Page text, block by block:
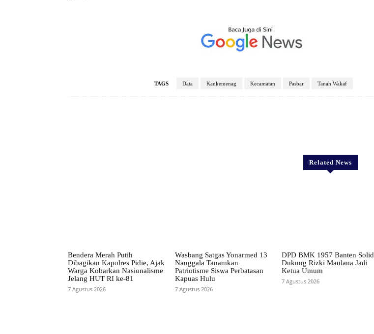
TAGS Data Kankemenag Kecamatan Pasbar Tanah Wakaf
Related News
Bendera Merah Putih
Dibagikan Kapolres Pidie, Ajak
Warga Kobarkan Nasionalisme
Jelang HUT RI ke-81
7 Agustus 2026
Wasbang Satgas Yonarmed 13
Nanggala Tanamkan
Patriotisme Siswa Perbatasan
Kapuas Hulu
7 Agustus 2026
DPD BMK 1957 Banten Solid
Dukung Rizki Maulana Jadi
Ketua Umum
7 Agustus 2026